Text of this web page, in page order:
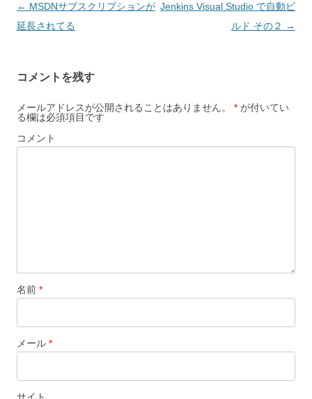
投
稿
ゲ
ー
シ
ョ
← MSDNサブスクリプションが
延長されてる
Jenkins Visual Studio で自動ビ
ルド その２ →
コメントを残す
メールアドレスが公開されることはありません。 * が付いてい
る欄は必須項目です
コメント
名前 *
メール *